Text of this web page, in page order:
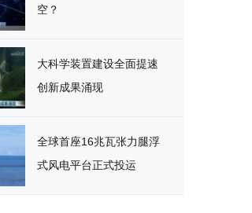
空？
大科学装置建设全面提速
创新成果涌现
全球首座16兆瓦张力腿浮
式风电平台正式投运